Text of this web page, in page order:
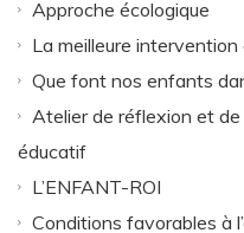
Approche écologique
La meilleure intervention
Que font nos enfants
Atelier de réflexion et
éducatif
L’ENFANT-ROI
Conditions favorables à